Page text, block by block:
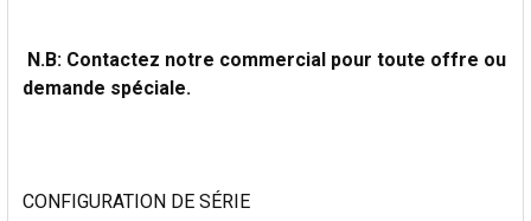
AJOUTER
LA
N.B: Contactez notre commercial pour toute offre ou
demande spéciale.
CONFIGURATION DE SÉRIE